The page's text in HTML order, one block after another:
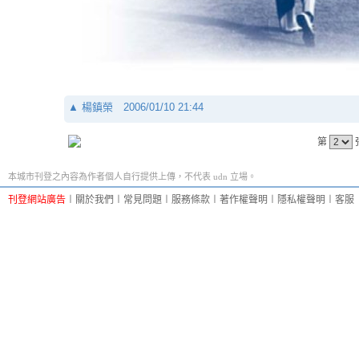
▲ 楊鎮榮 2006/01/10 21:44
第
本城市刊登之內容為作者個人自行提供上傳，不代表 udn 立場。
刊登網站廣告 關於我們 常見問題 服務條款 著作權聲明 隱私權聲明 客服